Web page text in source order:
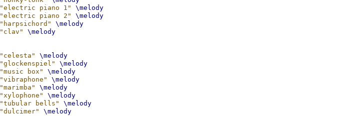
"electric piano 1"
\melody
"electric piano 2"
\melody
"harpsichord"
\melody
"clav" \melody
"celesta"
\melody
"glockenspiel"
\melody
"music box"
\melody
"vibraphone"
\melody
"marimba"
\melody
"xylophone"
\melody
"tubular bells"
\melody
"dulcimer" \melody